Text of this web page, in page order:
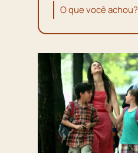
O que você achou?